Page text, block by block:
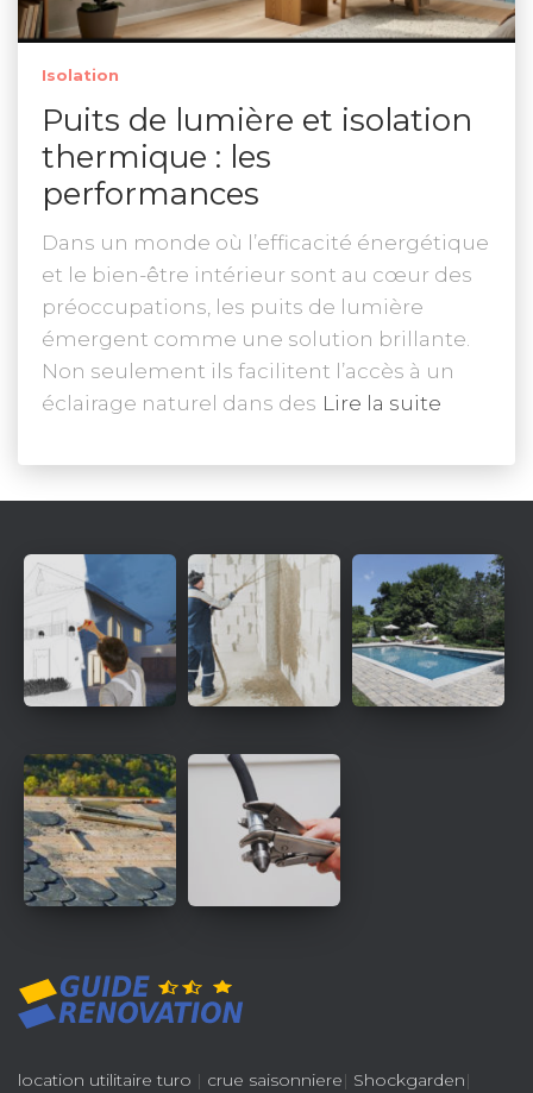
Isolation
Puits de lumière et isolation
thermique : les
performances
Dans un monde où l’efficacité énergétique
et le bien-être intérieur sont au cœur des
préoccupations, les puits de lumière
émergent comme une solution brillante.
Non seulement ils facilitent l’accès à un
éclairage naturel dans des Lire la suite
location utilitaire turo | crue saisonniere| Shockgarden|